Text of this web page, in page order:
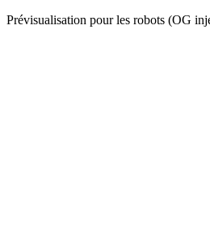
Prévisualisation pour les robots (OG